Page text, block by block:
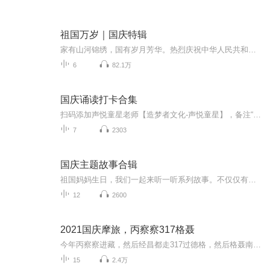
祖国万岁｜国庆特辑
6 82.1万
国庆诵读打卡合集
7 2303
国庆主题故事合辑
12 2600
2021国庆摩旅，丙察察317格聂
15 2.4万